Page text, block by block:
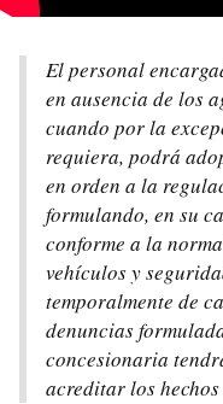
El personal
en ausencia de los
cuando por la
requiera, podrá
en orden a la
formulando, en su
conforme a la
vehículos y
temporalmente de
denuncias
concesionaria
acreditar los